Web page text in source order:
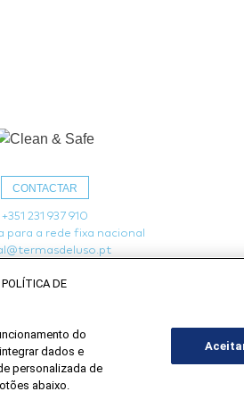
CONTACTAR
+351 231 937 910
para a rede fixa nacional
DE
do
dados e
personalizada de
abaixo.